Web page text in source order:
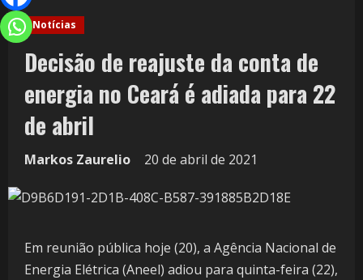
Notícias
Decisão de reajuste da conta de
energia no Ceará é adiada para 22
de abril
Markos Zaurelio 20 de abril de 2021
Em reunião pública hoje (20), a Agência Nacional de
Energia Elétrica (Aneel) adiou para quinta-feira (22),